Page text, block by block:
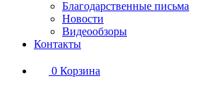
Благодарственные письма
Новости
Видеообзоры
Контакты
0 Корзина